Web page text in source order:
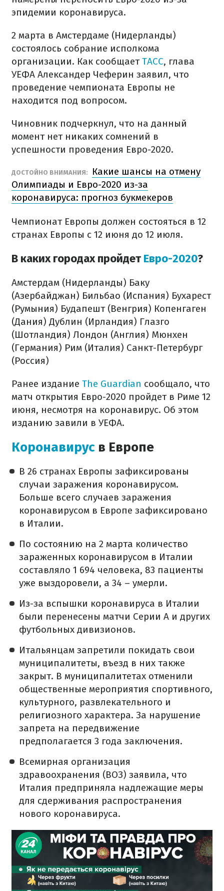
эпидемии коронавируса.
2 марта в Амстердаме (Нидерланды)
состоялось собрание исполкома
организации. Как сообщаетТАСС, глава
УЕФА Александер Чеферин заявил, что
проведение чемпионата Европы не
находится под вопросом.
Чиновник подчеркнул, что на данный
момент нет никаких сомнений в
успешности проведения Евро-2020.
ДОСТОЙНО ВНИМАНИЯ:
Какие шансы на отмену
Олимпиады и Евро-2020 из-за
коронавируса: прогноз букмекеров
Чемпионат Европы должен состояться в 12
странах Европы с 12 июня до 12 июля.
В каких городах пройдетЕвро-2020?
Амстердам (Нидерланды) Баку
(Азербайджан) Бильбао (Испания) Бухарест
(Румыния) Будапешт (Венгрия) Копенгаген
(Дания) Дублин (Ирландия) Глазго
(Шотландия) Лондон (Англия) Мюнхен
(Германия) Рим (Италия) Санкт-Петербург
(Россия)
Ранее издание The Guardian сообщало, что
матч открытия Евро-2020 пройдет в Риме 12
июня, несмотря на коронавирус. Об этом
изданию завили в УЕФА.
Коронавирус в Европе
В 26 странах Европы зафиксированы
случаи заражения коронавирусом.
Больше всего случаев заражения
коронавирусом в Европе зафиксировано
в Италии.
По состоянию на 2 марта количество
зараженных коронавирусом в Италии
составляло 1 694 человека, 83 пациенты
уже выздоровели, а 34 – умерли.
Из-за вспышки коронавируса в Италии
были перенесены матчи Серии А и других
футбольных дивизионов.
Итальянцам запретили покидать свои
муниципалитеты, въезд в них также
закрыт. В муниципалитетах отменили
общественные мероприятия спортивного,
культурного, развлекательного и
религиозного характера. За нарушение
запрета на передвижение
предполагается 3 года заключения.
Всемирная организация
здравоохранения (ВОЗ) заявила, что
Италия предприняла надлежащие меры
для сдерживания распространения
нового коронавируса.